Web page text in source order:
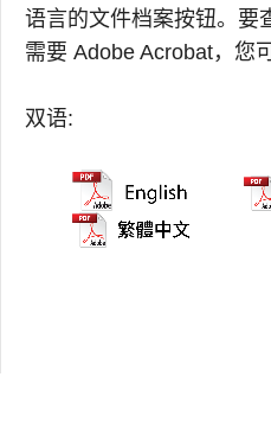
语言的文件档案按钮。要
需要 Adobe Acrobat，您
双语: